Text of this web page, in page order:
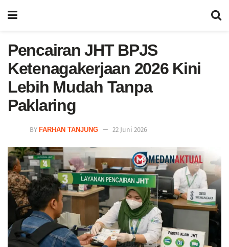
Pencairan JHT BPJS
Ketenagakerjaan 2026 Kini
Lebih Mudah Tanpa
Paklaring
BY FARHAN TANJUNG 22 Juni 2026